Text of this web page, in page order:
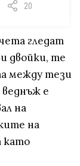
20
гледат
двойки, те
между тези
е
на
на
като